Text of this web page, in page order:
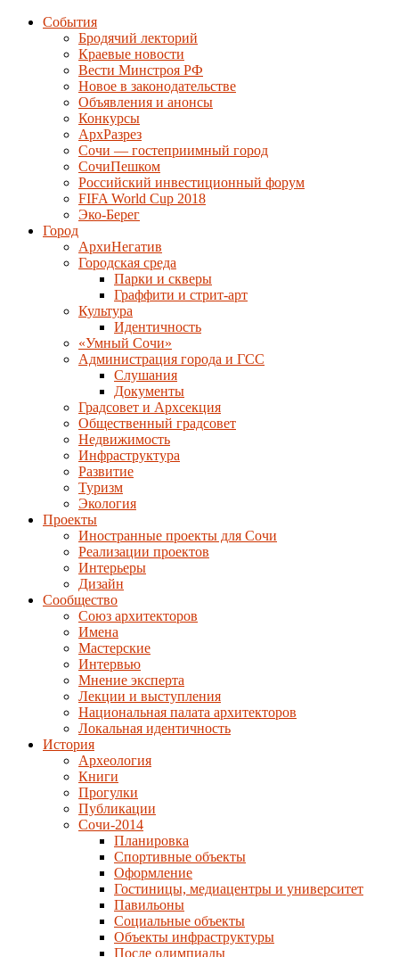
События
Бродячий лекторий
Краевые новости
Вести Минстроя РФ
Новое в законодательстве
Объявления и анонсы
Конкурсы
АрхРазрез
Сочи — гостеприимный город
СочиПешком
Российский инвестиционный форум
FIFA World Cup 2018
Эко-Берег
Город
АрхиНегатив
Городская среда
Парки и скверы
Граффити и стрит-арт
Культура
Идентичность
«Умный Сочи»
Администрация города и ГСС
Слушания
Документы
Градсовет и Архсекция
Общественный градсовет
Недвижимость
Инфраструктура
Развитие
Туризм
Экология
Проекты
Иностранные проекты для Сочи
Реализации проектов
Интерьеры
Дизайн
Сообщество
Союз архитекторов
Имена
Мастерские
Интервью
Мнение эксперта
Лекции и выступления
Национальная палата архитекторов
Локальная идентичность
История
Археология
Книги
Прогулки
Публикации
Сочи-2014
Планировка
Спортивные объекты
Оформление
Гостиницы, медиацентры и университет
Павильоны
Социальные объекты
Объекты инфраструктуры
После олимпиады